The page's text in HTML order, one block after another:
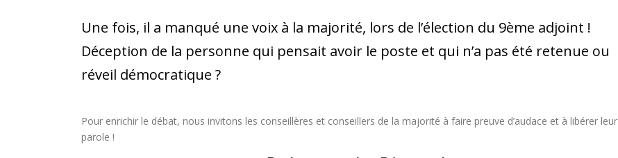
Une fois, il a manqué une voix à la majorité, lors de l’élection du 9ème adjoint !
Déception de la personne qui pensait avoir le poste et qui n’a pas été retenue ou
réveil démocratique ?
Pour enrichir le débat, nous invitons les conseillères et conseillers de la majorité à faire preuve d’audace et à libérer leur
parole !